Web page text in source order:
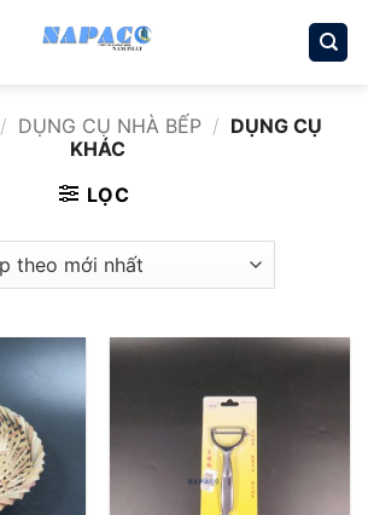
/ DỤNG CỤ NHÀ BẾP / DỤNG CỤ
KHÁC
LỌC